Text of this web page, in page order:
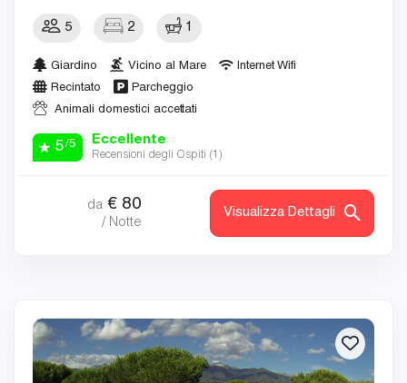
5 2 1
Giardino Vicino al Mare
Internet Wifi
Recintato
Parcheggio
Animali domestici accettati
5/5 Eccellente
Recensioni degli Ospiti (1 )
da € 80
/ Notte
Visualizza Dettagli